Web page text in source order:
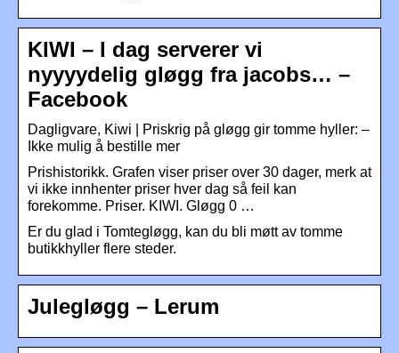
KIWI – I dag serverer vi
nyyyydelig gløgg fra jacobs… –
Facebook
Dagligvare, Kiwi | Priskrig på gløgg gir tomme hyller: –
Ikke mulig å bestille mer
Prishistorikk. Grafen viser priser over 30 dager, merk at
vi ikke innhenter priser hver dag så feil kan
forekomme. Priser. KIWI. Gløgg 0 …
Er du glad i Tomtegløgg, kan du bli møtt av tomme
butikkhyller flere steder.
Julegløgg – Lerum